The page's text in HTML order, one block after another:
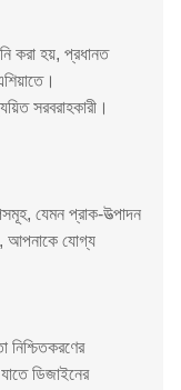
করা হয়, প্রধানত
সরবরাহকারী।
যেমন প্রাক-উত্পাদন
আপনাকে যোগ্য
নিশ্চিতকরণের
ডিজাইনের